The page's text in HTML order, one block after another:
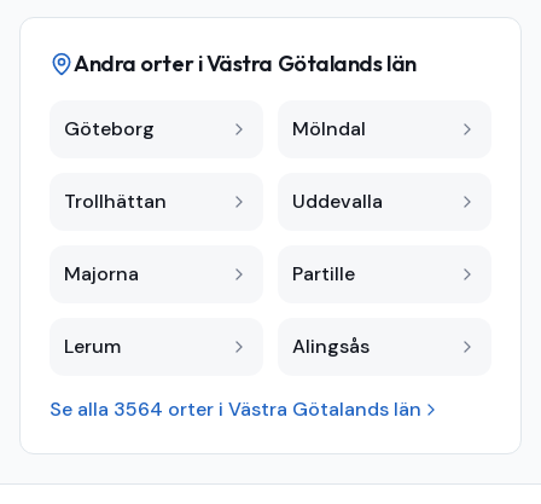
Andra orter iVästra Götalands län
Göteborg Mölndal
Trollhättan Uddevalla
Majorna Partille
Lerum Alingsås
Se alla 3564 orter i Västra Götalands län